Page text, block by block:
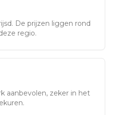
. De prijzen liggen rond
regio.
aanbevolen, zeker in het